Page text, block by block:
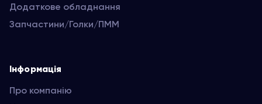
Додаткове обладнання
Запчастини/Голки/ПММ
Інформація
Про компанію